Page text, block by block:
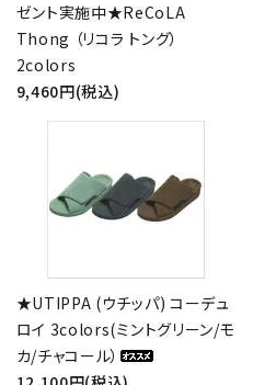
ゼント実施中★ReCoLA
Thong （リコラ トング）
2colors
9,460円(税込)
★UTIPPA (ウチッパ) コーデュ
ロイ 3colors(ミントグリーン/モ
カ/チャコール）